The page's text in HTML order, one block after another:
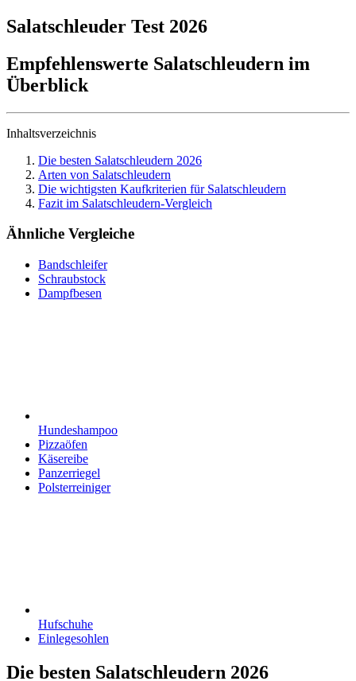
Salatschleuder Test 2026
Empfehlenswerte Salatschleudern im
Überblick
Inhaltsverzeichnis
Die besten Salatschleudern 2026
Arten von Salatschleudern
Die wichtigsten Kaufkriterien für Salatschleudern
Fazit im Salatschleudern-Vergleich
Ähnliche Vergleiche
Bandschleifer
Schraubstock
Dampfbesen
Hundeshampoo
Pizzaöfen
Käsereibe
Panzerriegel
Polsterreiniger
Hufschuhe
Einlegesohlen
Die besten Salatschleudern 2026